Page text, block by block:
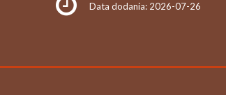
Data dodania: 2026-07-26